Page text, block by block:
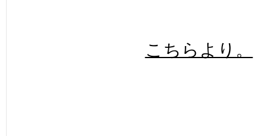
こちらより。